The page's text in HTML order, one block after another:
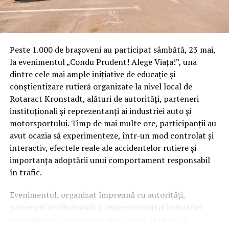
Gurasada – Simeria constructorii vor executa lucrări de
terasamente, consolidări, electrificare,
energoalimentare, semnalizare şi de implementare a
+ GSMR) pe tot traseul. Vor fi construite 187 de lucrări
de artă (poduri, podeţe, tuneluri, pasaje superioare şi
inferioare), iar în 25 de staţii de cale ferată (inclusiv
halte comerciale şi puncte de oprire) se vor executa
lucrări civile. „Există front de lucru pe toată lungimea,
mai puţin clădirile. Constructorii au front de lucru şi nu
există motive pentru întârzierea lucrărilor”, ne-a mai
declarat Ion Gavrilă.
„35% din traseu se construieşte de la zero”
Construccion SA – Salcef Construzioni Edili e Ferroviarie
SpA – SC Thales Systems România SRL, firmele care se
Peste 1.000 de brașoveni au participat sâmbătă, 23 mai,
la evenimentul „Condu Prudent! Alege Viața!”, una
dintre cele mai ample inițiative de educație și
conștientizare rutieră organizate la nivel local de
Rotaract Kronstadt, alături de autorități, parteneri
instituționali și reprezentanți ai industriei auto și
motorsportului. Timp de mai multe ore, participanții au
avut ocazia să experimenteze, într-un mod controlat și
interactiv, efectele reale ale accidentelor rutiere și
importanța adoptării unui comportament responsabil
în trafic.
Evenimentul, organizat împreună cu autorități,
parteneri instituționali și reprezentanți ai industriei